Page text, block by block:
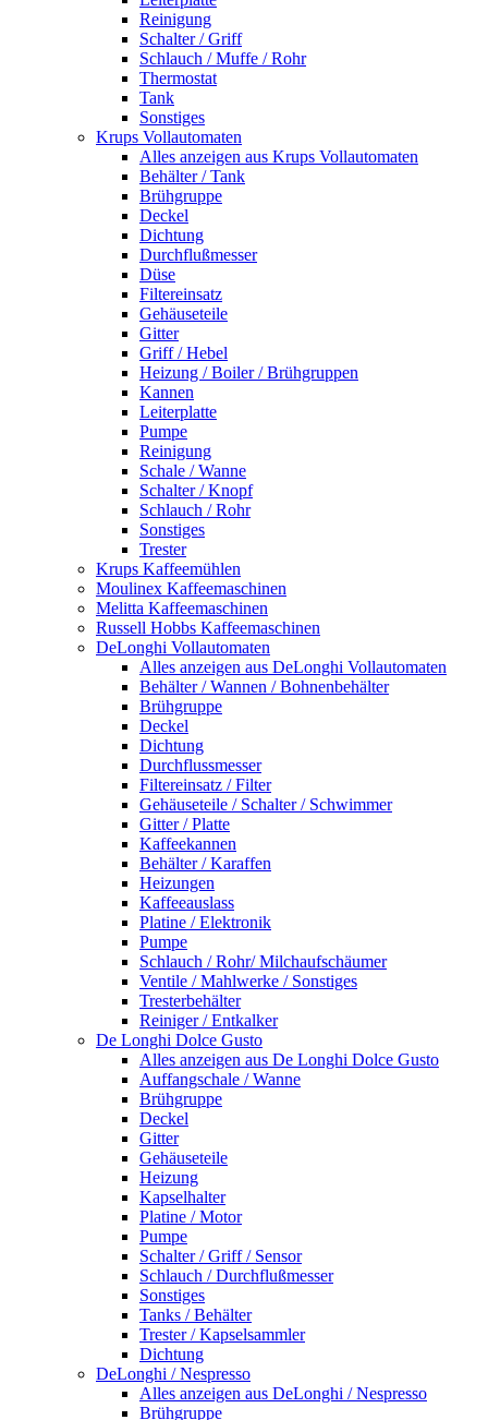
Reinigung
Schalter / Griff
Schlauch / Muffe / Rohr
Thermostat
Tank
Sonstiges
Krups Vollautomaten
Alles anzeigen aus Krups Vollautomaten
Behälter / Tank
Brühgruppe
Deckel
Dichtung
Durchflußmesser
Düse
Filtereinsatz
Gehäuseteile
Gitter
Griff / Hebel
Heizung / Boiler / Brühgruppen
Kannen
Leiterplatte
Pumpe
Reinigung
Schale / Wanne
Schalter / Knopf
Schlauch / Rohr
Sonstiges
Trester
Krups Kaffeemühlen
Moulinex Kaffeemaschinen
Melitta Kaffeemaschinen
Russell Hobbs Kaffeemaschinen
DeLonghi Vollautomaten
Alles anzeigen aus DeLonghi Vollautomaten
Behälter / Wannen / Bohnenbehälter
Brühgruppe
Deckel
Dichtung
Durchflussmesser
Filtereinsatz / Filter
Gehäuseteile / Schalter / Schwimmer
Gitter / Platte
Kaffeekannen
Behälter / Karaffen
Heizungen
Kaffeeauslass
Platine / Elektronik
Pumpe
Schlauch / Rohr/ Milchaufschäumer
Ventile / Mahlwerke / Sonstiges
Tresterbehälter
Reiniger / Entkalker
De Longhi Dolce Gusto
Alles anzeigen aus De Longhi Dolce Gusto
Auffangschale / Wanne
Brühgruppe
Deckel
Gitter
Gehäuseteile
Heizung
Kapselhalter
Platine / Motor
Pumpe
Schalter / Griff / Sensor
Schlauch / Durchflußmesser
Sonstiges
Tanks / Behälter
Trester / Kapselsammler
Dichtung
DeLonghi / Nespresso
Alles anzeigen aus DeLonghi / Nespresso
Brühgruppe